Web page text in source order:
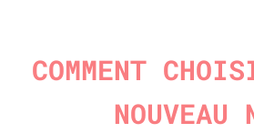
COMMENT
NOUVEAU